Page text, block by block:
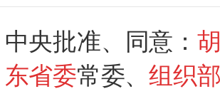
中央批准、同意：
东省委常委、组织